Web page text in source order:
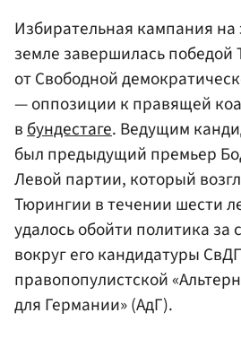
Избирательная кампания
земле завершилась
от Свободной
— оппозиции к правящей
вбундестаге. Ведущим
был предыдущий премьер
Левой партии, который
Тюрингии в течении шести
удалось обойти политика за
вокруг его кандидатуры
правопопулистской
для Германии» (АдГ).